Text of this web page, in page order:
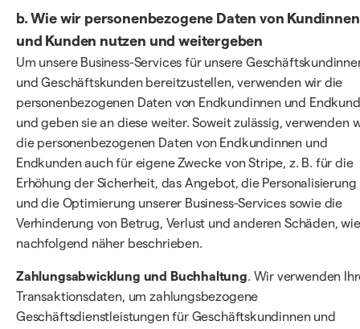
b. Wie wir personenbezogene Daten von Kundinnen
und Kunden nutzen und weitergeben
Um unsere Business-Services für unsere
und Geschäftskunden bereitzustellen, verwenden wir die
personenbezogenen Daten von Endkundinnen und
und geben sie an diese weiter. Soweit zulässig, verwenden
die personenbezogenen Daten von Endkundinnen und
Endkunden auch für eigene Zwecke von Stripe, z. B. für die
Erhöhung der Sicherheit, das Angebot, die Personalisierung
und die Optimierung unserer Business-Services sowie die
Verhinderung von Betrug, Verlust und anderen Schäden, wie
nachfolgend näher beschrieben.
Zahlungsabwicklung und Buchhaltung. Wir verwenden
Transaktionsdaten, um zahlungsbezogene
Geschäftsdienstleistungen für Geschäftskundinnen und